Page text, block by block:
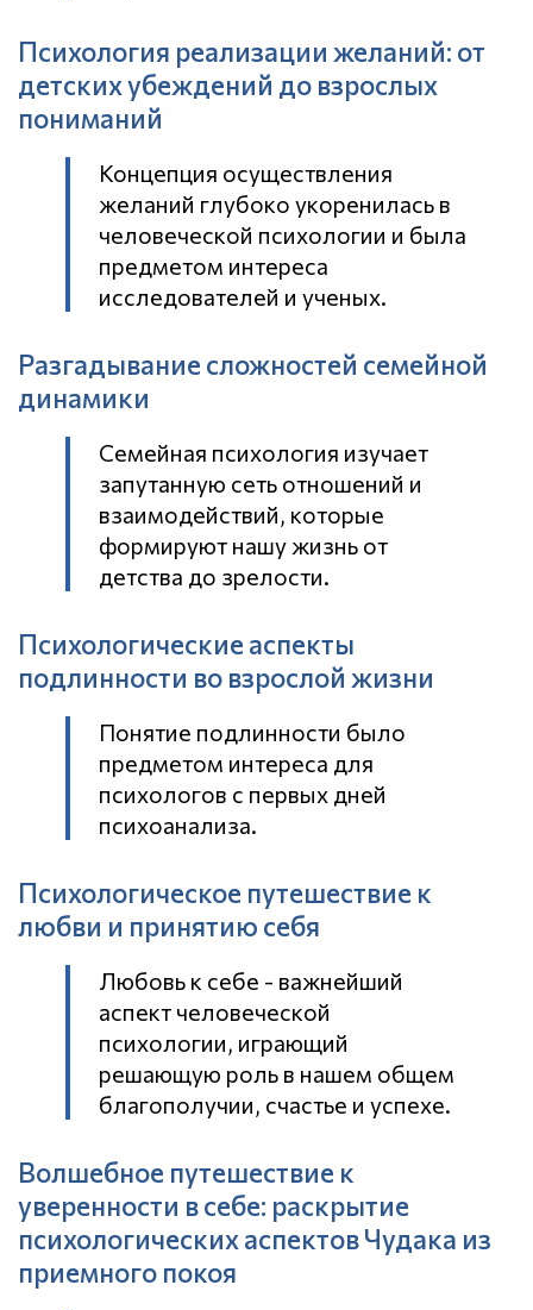
Психология реализации желаний: от
детских убеждений до взрослых
пониманий
Концепция осуществления
желаний глубоко укоренилась в
человеческой психологии и была
предметом интереса
исследователей и ученых.
Разгадывание сложностей семейной
динамики
Семейная психология изучает
запутанную сеть отношений и
взаимодействий, которые
формируют нашу жизнь от
детства до зрелости.
Психологические аспекты
подлинности во взрослой жизни
Понятие подлинности было
предметом интереса для
психологов с первых дней
психоанализа.
Психологическое путешествие к
любви и принятию себя
Любовь к себе - важнейший
аспект человеческой
психологии, играющий
решающую роль в нашем общем
благополучии, счастье и успехе.
Волшебное путешествие к
уверенности в себе: раскрытие
психологических аспектов Чудака из
приемного покоя